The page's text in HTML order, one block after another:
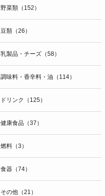
野菜類（152）
豆類（26）
乳製品・チーズ（58）
調味料・香辛料・油（114）
ドリンク（125）
健康食品（37）
燃料（3）
食器（74）
その他（21）